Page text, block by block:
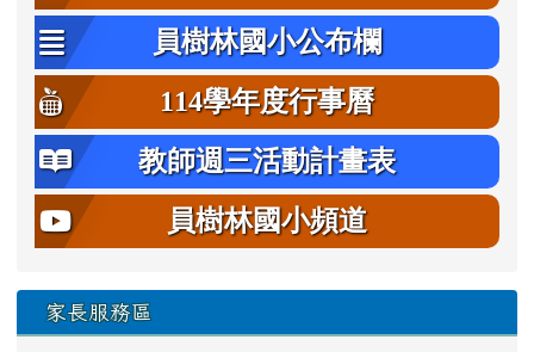
員樹林國小公布欄
114學年度行事曆
教師週三活動計畫表
員樹林國小頻道
家長服務區